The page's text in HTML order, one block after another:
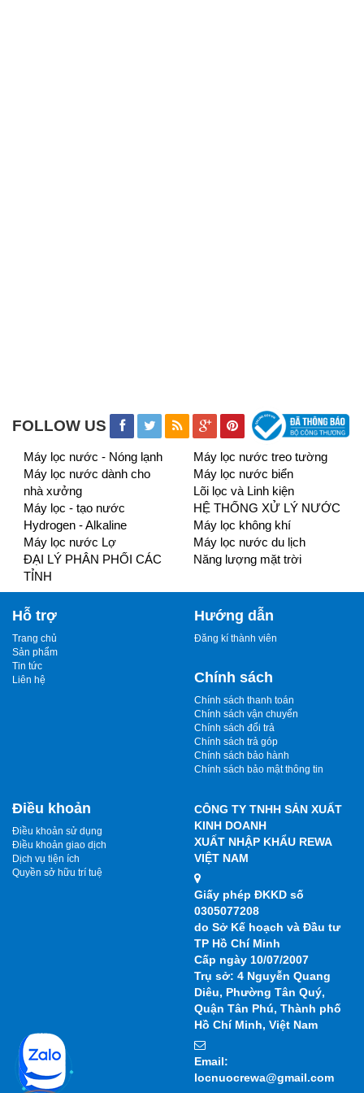
FOLLOW US
Máy lọc nước - Nóng lạnh
Máy lọc nước treo tường
Máy lọc nước dành cho
nhà xưởng
Máy lọc nước biển
Lõi lọc và Linh kiện
Máy lọc - tạo nước
Hydrogen - Alkaline
HỆ THỐNG XỬ LÝ NƯỚC
Máy lọc không khí
Máy lọc nước Lợ
Máy lọc nước du lịch
ĐẠI LÝ PHÂN PHỐI CÁC
TỈNH
Năng lượng mặt trời
Hỗ trợ
Trang chủ
Sản phẩm
Tin tức
Liên hệ
Hướng dẫn
Đăng kí thành viên
Chính sách
Chính sách thanh toán
Chính sách vận chuyển
Chính sách đổi trả
Chính sách trả góp
Chính sách bảo hành
Chính sách bảo mật thông tin
Điều khoản
Điều khoản sử dụng
Điều khoản giao dịch
Dịch vụ tiện ích
Quyền sở hữu trí tuệ
CÔNG TY TNHH SẢN XUẤT
KINH DOANH
XUẤT NHẬP KHẨU REWA
VIỆT NAM
Giấy phép ĐKKD số
0305077208
do Sở Kế hoạch và Đầu tư
TP Hồ Chí Minh
Cấp ngày 10/07/2007
Trụ sở: 4 Nguyễn Quang
Diêu, Phường Tân Quý,
Quận Tân Phú, Thành phố
Hồ Chí Minh, Việt Nam
Email:
locnuocrewa@gmail.com